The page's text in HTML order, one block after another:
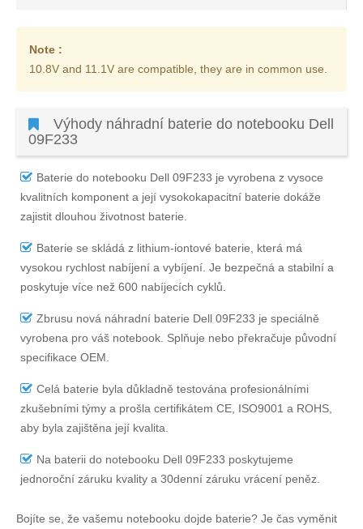
Note :
10.8V and 11.1V are compatible, they are in common use.
Výhody náhradní baterie do notebooku Dell
09F233
Baterie do notebooku Dell 09F233 je vyrobena z vysoce
kvalitních komponent a její vysokokapacitní baterie dokáže
zajistit dlouhou životnost baterie.
Baterie se skládá z lithium-iontové baterie, která má
vysokou rychlost nabíjení a vybíjení. Je bezpečná a stabilní a
poskytuje více než 600 nabíjecích cyklů.
Zbrusu nová náhradní baterie Dell 09F233 je speciálně
vyrobena pro váš notebook. Splňuje nebo překračuje původní
specifikace OEM.
Celá baterie byla důkladně testována profesionálními
zkušebními týmy a prošla certifikátem CE, ISO9001 a ROHS,
aby byla zajištěna její kvalita.
Na baterii do notebooku Dell 09F233 poskytujeme
jednoroční záruku kvality a 30denní záruku vrácení peněz.
Bojíte se, že vašemu notebooku dojde baterie? Je čas vyměnit